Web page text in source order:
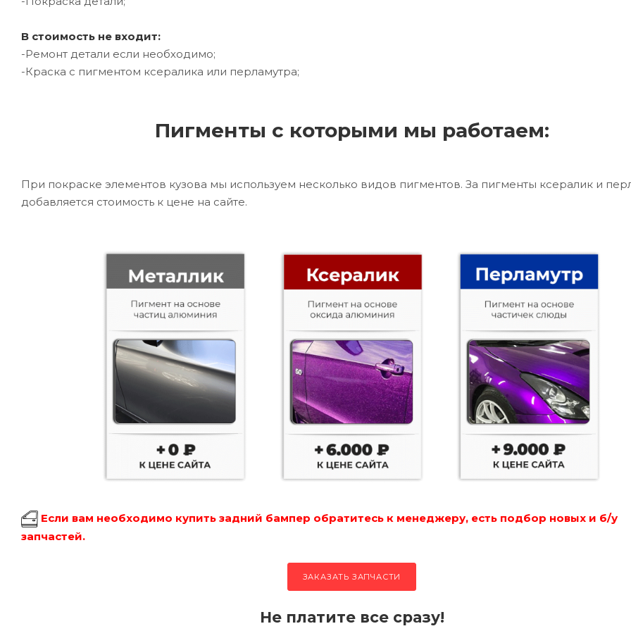
В стоимость не входит:
-Ремонт детали если необходимо;
-Краска с пигментом ксералика или перламутра;
Пигменты с которыми мы работаем:
При покраске элементов кузова мы используем несколько видов пигментов. За пигменты ксералик и
добавляется стоимость к цене на сайте.
Если вам необходимо купить задний бампер обратитесь к менеджеру, есть подбор новых и б/у
запчастей.
ЗАКАЗАТЬ ЗАПЧАСТИ
Не платите все сразу!